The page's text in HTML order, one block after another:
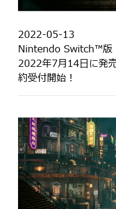
2022-05-13
Nintendo Switch™版
2022年7月14日に発
約受付開始！